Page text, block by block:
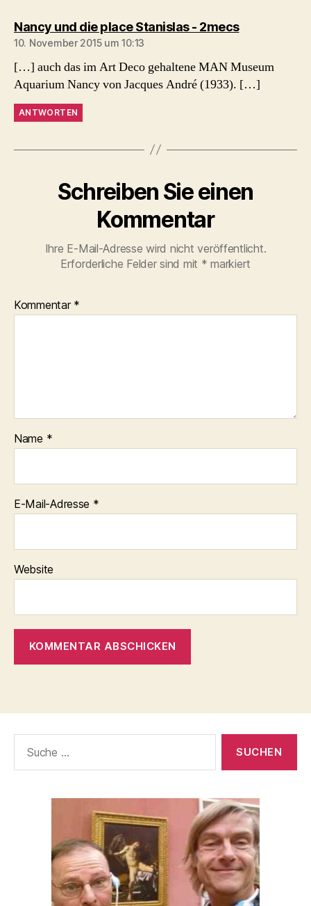
Nancy und die place Stanislas - 2mecssagt:
10. November 2015 um 10:13
[…] auch das im Art Deco gehaltene MAN Museum
Aquarium Nancy von Jacques André (1933). […]
ANTWORTEN
Schreiben Sie einen
Kommentar
Ihre E-Mail-Adresse wird nicht veröffentlicht.
Erforderliche Felder sind mit * markiert
Kommentar *
Name *
E-Mail-Adresse *
Website
nach: